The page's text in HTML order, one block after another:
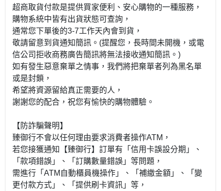
超商取貨付款是提供買家便利、安心購物的一種服務，
購物系統中皆有出貨狀態可查詢，
通常您下單後的3-7工作天內會到貨，
敬請留意到貨通知簡訊。(提醒您，長時間未開機，或電
信公司拒收商務廣告簡訊將無法接收通知簡訊。)
如有發生惡意棄單之情事，我們將把棄單者列為黑名單
或是封鎖，
希望將資源留給真正需要的人，
謝謝您的配合，祝您有愉快的購物體驗。
【防詐騙聲明】
臻御行不會以任何理由要求消費者操作ATM，
若您接獲通知【臻御行】訂單有「信用卡誤設分期」、
「款項錯誤」、「訂購數量錯誤」等問題，
需進行「ATM自動櫃員機操作」、「補繳金額」、「變
更付款方式」、「提供刷卡資訊」等，